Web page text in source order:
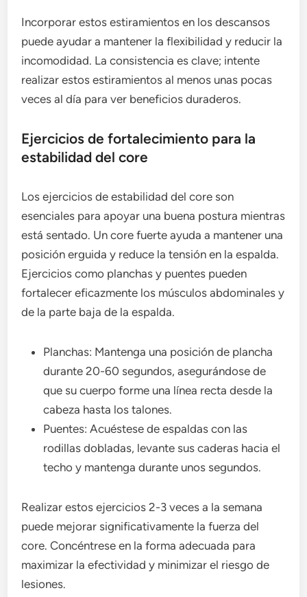
Incorporar estos estiramientos en los descansos
puede ayudar a mantener la flexibilidad y reducir la
incomodidad. La consistencia es clave; intente
realizar estos estiramientos al menos unas pocas
veces al día para ver beneficios duraderos.
Ejercicios de fortalecimiento para la
estabilidad del core
Los ejercicios de estabilidad del core son
esenciales para apoyar una buena postura mientras
está sentado. Un core fuerte ayuda a mantener una
posición erguida y reduce la tensión en la espalda.
Ejercicios como planchas y puentes pueden
fortalecer eficazmente los músculos abdominales y
de la parte baja de la espalda.
Planchas: Mantenga una posición de plancha
durante 20-60 segundos, asegurándose de
que su cuerpo forme una línea recta desde la
cabeza hasta los talones.
Puentes: Acuéstese de espaldas con las
rodillas dobladas, levante sus caderas hacia el
techo y mantenga durante unos segundos.
Realizar estos ejercicios 2-3 veces a la semana
puede mejorar significativamente la fuerza del
core. Concéntrese en la forma adecuada para
maximizar la efectividad y minimizar el riesgo de
lesiones.